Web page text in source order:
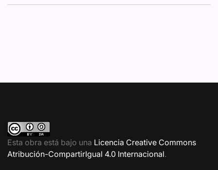
Esta obra está bajo una Licencia Creative Commons
Atribución-CompartirIgual 4.0 Internacional.